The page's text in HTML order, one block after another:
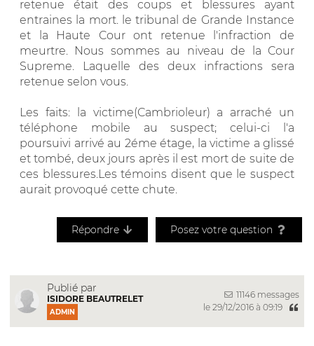
retenue était des coups et blessures ayant
entraines la mort. le tribunal de Grande Instance
et la Haute Cour ont retenue l'infraction de
meurtre. Nous sommes au niveau de la Cour
Supreme. Laquelle des deux infractions sera
retenue selon vous.
Les faits: la victime(Cambrioleur) a arraché un
téléphone mobile au suspect; celui-ci l'a
poursuivi arrivé au 2éme étage, la victime a glissé
et tombé, deux jours après il est mort de suite de
ces blessures.Les témoins disent que le suspect
aurait provoqué cette chute.
Répondre Posez votre question
Publié par
ISIDORE BEAUTRELET
ADMIN
11146 messages
le 29/12/2016 à 09:19